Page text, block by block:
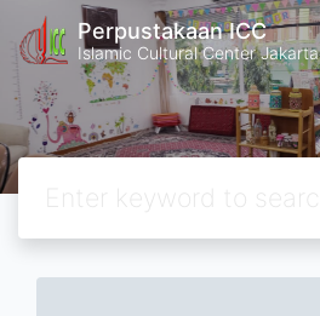
Perpustakaan ICC
Islamic Cultural Center Jakarta